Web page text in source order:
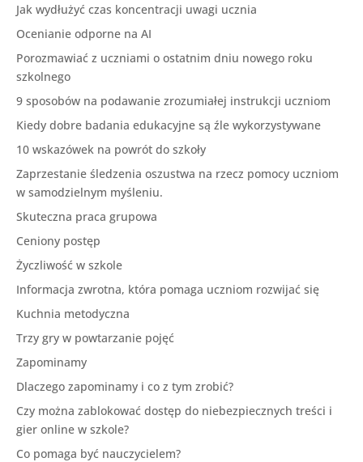
Jak wydłużyć czas koncentracji uwagi ucznia
Ocenianie odporne na AI
Porozmawiać z uczniami o ostatnim dniu nowego roku
szkolnego
9 sposobów na podawanie zrozumiałej instrukcji uczniom
Kiedy dobre badania edukacyjne są źle wykorzystywane
10 wskazówek na powrót do szkoły
Zaprzestanie śledzenia oszustwa na rzecz pomocy uczniom
w samodzielnym myśleniu.
Skuteczna praca grupowa
Ceniony postęp
Życzliwość w szkole
Informacja zwrotna, która pomaga uczniom rozwijać się
Kuchnia metodyczna
Trzy gry w powtarzanie pojęć
Zapominamy
Dlaczego zapominamy i co z tym zrobić?
Czy można zablokować dostęp do niebezpiecznych treści i
gier online w szkole?
Co pomaga być nauczycielem?